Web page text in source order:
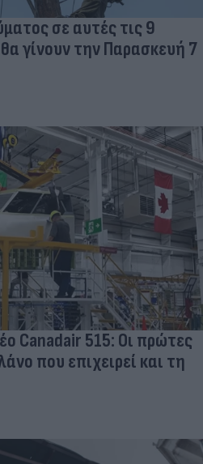
σε αυτές τις 9
γίνουν την Παρασκευή 7
Canadair 515: Οι πρώτες
που επιχειρεί και τη